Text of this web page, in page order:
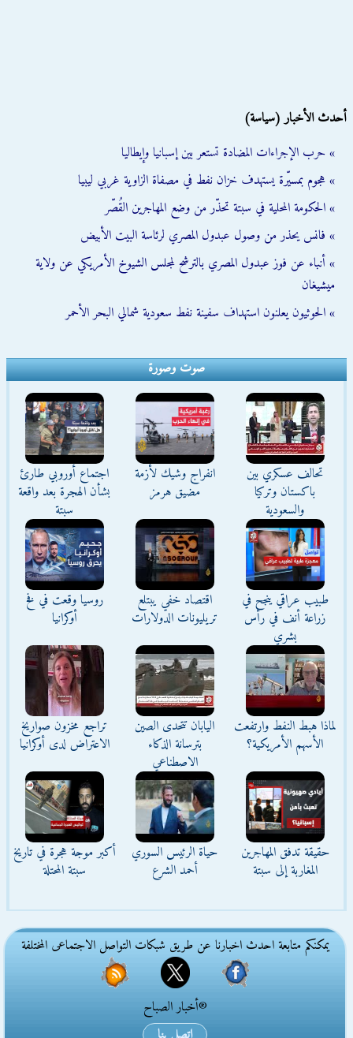
أحدث الأخبار (سياسة)
» حرب الإجراءات المضادة تستعر بين إسبانيا وإيطاليا
» هجوم بمسيّرة يستهدف خزان نفط في مصفاة الزاوية غربي ليبيا
» الحكومة المحلية في سبتة تحذّر من وضع المهاجرين القُصّر
» فانس يحذر من وصول عبدول المصري لرئاسة البيت الأبيض
» أنباء عن فوز عبدول المصري بالترشح لمجلس الشيوخ الأمريكي عن ولاية
ميشيغان
» الحوثيون يعلنون استهداف سفينة نفط سعودية شمالي البحر الأحمر
صوت وصورة
تحالف عسكري بين
باكستان وتركيا
والسعودية
انفراج وشيك لأزمة
مضيق هرمز
اجتماع أوروبي طارئ
بشأن الهجرة بعد واقعة
سبتة
طبيب عراقي ينجح في
زراعة أنف في رأس
بشري
اقتصاد خفي يبتلع
تريليونات الدولارات
روسيا وقعت في فخ
أوكرانيا
لماذا هبط النفط وارتفعت
الأسهم الأمريكية؟
اليابان تتحدى الصين
بترسانة الذكاء
الاصطناعي
تراجع مخزون صواريخ
الاعتراض لدى أوكرانيا
حقيقة تدفق المهاجرين
المغاربة إلى سبتة
حياة الرئيس السوري
أحمد الشرع
أكبر موجة هجرة في تاريخ
سبتة المحتلة
يمكنكم متابعة احدث اخبارنا عن طريق شبكات التواصل الاجتماعى المختلفة
®أخبار الصباح